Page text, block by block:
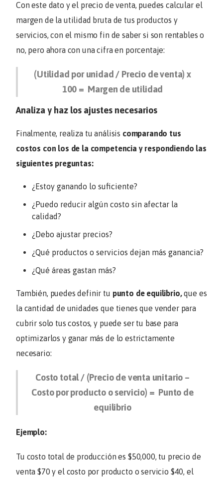
Con este dato y el precio de venta, puedes calcular el
margen de la utilidad bruta de tus productos y
servicios, con el mismo fin de saber si son rentables o
no, pero ahora con una cifra en porcentaje:
(Utilidad por unidad / Precio de venta) x
100 = Margen de utilidad
Analiza y haz los ajustes necesarios
Finalmente, realiza tu análisis comparando tus
costos con los de la competencia y respondiendo las
siguientes preguntas:
¿Estoy ganando lo suficiente?
¿Puedo reducir algún costo sin afectar la
calidad?
¿Debo ajustar precios?
¿Qué productos o servicios dejan más ganancia?
¿Qué áreas gastan más?
También, puedes definir tu punto de equilibrio,que es
la cantidad de unidades que tienes que vender para
cubrir solo tus costos, y puede ser tu base para
optimizarlos y ganar más de lo estrictamente
necesario:
Costo total / (Precio de venta unitario –
Costo por producto o servicio) = Punto de
equilibrio
Ejemplo:
Tu costo total de producción es $50,000, tu precio de
venta $70 y el costo por producto o servicio $40, el